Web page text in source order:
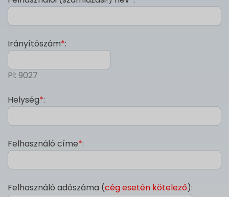
Irányítószám*:
Pl: 9027
Helység*:
Felhasználó címe*:
Felhasználó adószáma (cég esetén kötelező):